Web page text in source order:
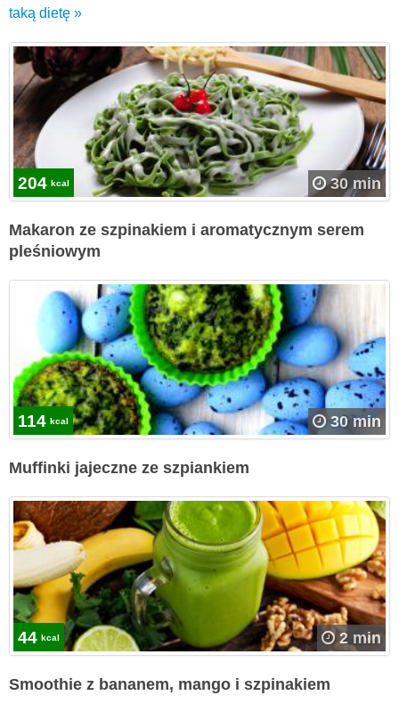
taką dietę »
204 kcal 30 min
Makaron ze szpinakiem i aromatycznym serem
pleśniowym
114 kcal 30 min
Muffinki jajeczne ze szpiankiem
44 kcal 2 min
Smoothie z bananem, mango i szpinakiem